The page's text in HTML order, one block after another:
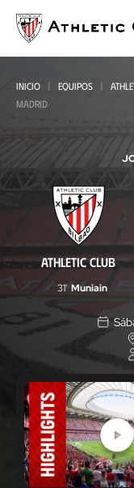
contenido
principal
INICIO EQUIPOS
MADRID
Athletic
-
Real
Madrid
ATHLETIC CLUB
31' Muniain